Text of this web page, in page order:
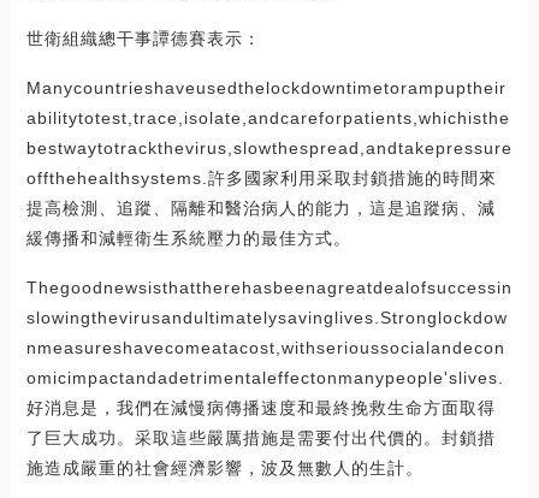
世衛組織總干事譚德賽表示：
Manycountrieshaveusedthelockdowntimetorampuptheir
abilitytotest,trace,isolate,andcareforpatients,whichisthe
bestwaytotrackthevirus,slowthespread,andtakepressure
offthehealthsystems.許多國家利用采取封鎖措施的時間來
提高檢測、追蹤、隔離和醫治病人的能力，這是追蹤病、減
緩傳播和減輕衛生系統壓力的最佳方式。
Thegoodnewsisthattherehasbeenagreatdealofsuccessin
slowingthevirusandultimatelysavinglives.Stronglockdow
nmeasureshavecomeatacost,withserioussocialandecon
omicimpactandadetrimentaleffectonmanypeople'slives.
好消息是，我們在減慢病傳播速度和最終挽救生命方面取得
了巨大成功。采取這些嚴厲措施是需要付出代價的。封鎖措
施造成嚴重的社會經濟影響，波及無數人的生計。